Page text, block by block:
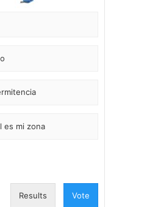
es mi zona
Results Vote